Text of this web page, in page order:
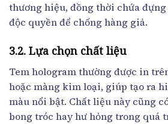
thương hiệu, đồng thời chứa
độc quyền để chống hàng giả.
3.2. Lựa chọn chất liệu
Tem hologram thường được in
hoặc màng kim loại, giúp tạo ra
màu nổi bật. Chất liệu này cũng
bong tróc hay hư hỏng trong quá